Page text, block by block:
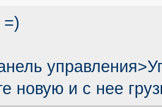
новую и с нее